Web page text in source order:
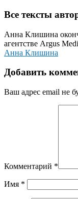
Все тексты
Анна Клишина
агентстве Argus
Анна Клишина
Добавить
Ваш адрес email не
Комментарий *
Имя *